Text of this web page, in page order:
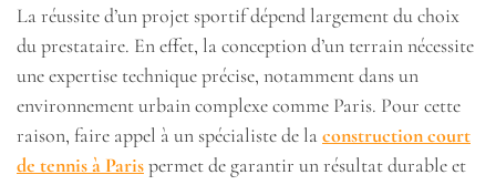
La réussite d’un projet sportif dépend largement du choix
du prestataire. En effet, la conception d’un terrain nécessite
une expertise technique précise, notamment dans un
environnement urbain complexe comme Paris. Pour cette
raison, faire appel à un spécialiste de laconstruction court
de tennis à Parispermet de garantir un résultat durable et